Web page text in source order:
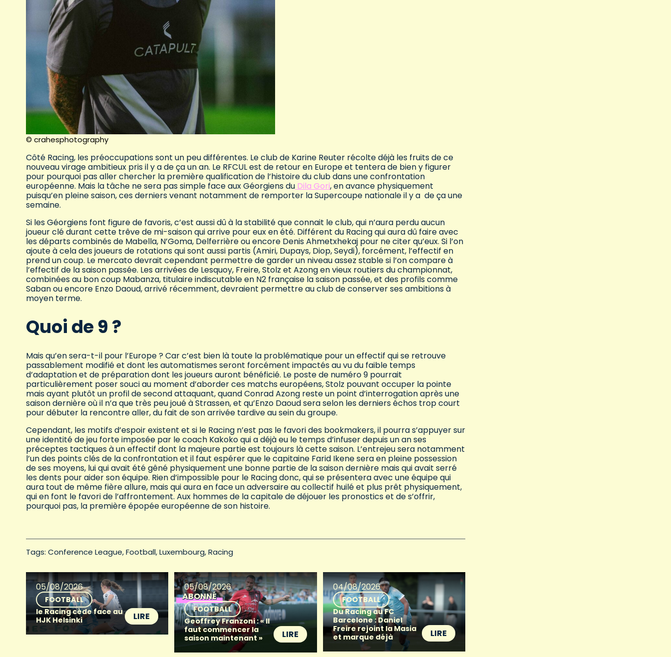
© crahesphotography
Côté Racing, les préoccupations sont un peu différentes. Le club de Karine Reuter récolte déjà les fruits de ce
nouveau virage ambitieux pris il y a de ça un an. Le RFCUL est de retour en Europe et tentera de bien y figurer
pour pourquoi pas aller chercher la première qualification de l’histoire du club dans une confrontation
européenne. Mais la tâche ne sera pas simple face aux Géorgiens du Dila Gori, en avance physiquement
puisqu’en pleine saison, ces derniers venant notamment de remporter la Supercoupe nationale il y a de ça une
semaine.
Si les Géorgiens font figure de favoris, c’est aussi dû à la stabilité que connait le club, qui n’aura perdu aucun
joueur clé durant cette trêve de mi-saison qui arrive pour eux en été. Différent du Racing qui aura dû faire avec
les départs combinés de Mabella, N’Goma, Delferrière ou encore Denis Ahmetxhekaj pour ne citer qu’eux. Si l’on
ajoute à cela des joueurs de rotations qui sont aussi partis (Amiri, Dupays, Diop, Seydi), forcément, l’effectif en
prend un coup. Le mercato devrait cependant permettre de garder un niveau assez stable si l’on compare à
l’effectif de la saison passée. Les arrivées de Lesquoy, Freire, Stolz et Azong en vieux routiers du championnat,
combinées au bon coup Mabanza, titulaire indiscutable en N2 française la saison passée, et des profils comme
Saban ou encore Enzo Daoud, arrivé récemment, devraient permettre au club de conserver ses ambitions à
moyen terme.
Quoi de 9 ?
Mais qu’en sera-t-il pour l’Europe ? Car c’est bien là toute la problématique pour un effectif qui se retrouve
passablement modifié et dont les automatismes seront forcément impactés au vu du faible temps
d’adaptation et de préparation dont les joueurs auront bénéficié. Le poste de numéro 9 pourrait
particulièrement poser souci au moment d’aborder ces matchs européens, Stolz pouvant occuper la pointe
mais ayant plutôt un profil de second attaquant, quand Conrad Azong reste un point d’interrogation après une
saison dernière où il n’a que très peu joué à Strassen, et qu’Enzo Daoud sera selon les derniers échos trop court
pour débuter la rencontre aller, du fait de son arrivée tardive au sein du groupe.
Cependant, les motifs d’espoir existent et si le Racing n’est pas le favori des bookmakers, il pourra s’appuyer sur
une identité de jeu forte imposée par le coach Kakoko qui a déjà eu le temps d’infuser depuis un an ses
préceptes tactiques à un effectif dont la majeure partie est toujours là cette saison. L’entrejeu sera notamment
l’un des points clés de la confrontation et il faut espérer que le capitaine Farid Ikene sera en pleine possession
de ses moyens, lui qui avait été gêné physiquement une bonne partie de la saison dernière mais qui avait serré
les dents pour aider son équipe. Rien d’impossible pour le Racing donc, qui se présentera avec une équipe qui
aura tout de même fière allure, mais qui aura en face un adversaire au collectif huilé et plus prêt physiquement,
qui en font le favori de l’affrontement. Aux hommes de la capitale de déjouer les pronostics et de s’offrir,
pourquoi pas, la première épopée européenne de son histoire.
Tags: Conference League Football Luxembourg Racing
05/08/2026
FOOTBALL
le Racing cède face au
HJK Helsinki
LIRE
05/08/2026
ABONNÉ
FOOTBALL
Geoffrey Franzoni : « Il
faut commencer la
saison maintenant »
LIRE
04/08/2026
FOOTBALL
Du Racing au FC
Barcelone : Daniel
Freire rejoint la Masia
et marque déjà
LIRE